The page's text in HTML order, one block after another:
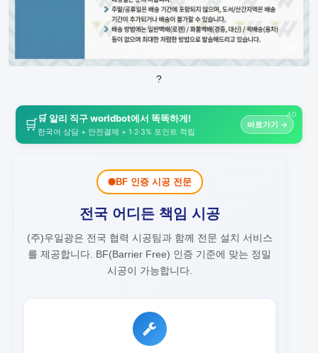
?
AD
🛒🛒 알리 직구 worldbot에서 똑똑하게!
한국어 상담 + 안전결제 + 1·2·3% 포인트 적립
바로가기 →
BF 인증 시공 전문
전국 어디든 책임 시공
(주)우일광은 전국 협력 시공팀과 함께 전문 설치 서비스
를 제공합니다. BF(Barrier Free) 인증 기준에 맞는 정밀
시공이 가능합니다.